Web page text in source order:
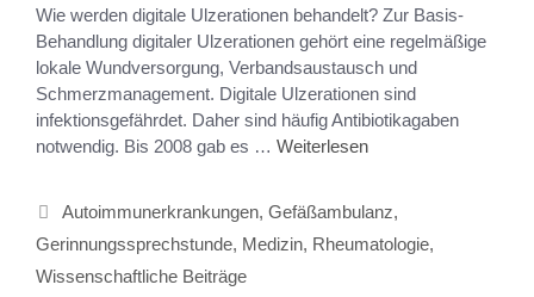
Wie werden digitale Ulzerationen behandelt? Zur Basis-
Behandlung digitaler Ulzerationen gehört eine regelmäßige
lokale Wundversorgung, Verbandsaustausch und
Schmerzmanagement. Digitale Ulzerationen sind
infektionsgefährdet. Daher sind häufig Antibiotikagaben
notwendig. Bis 2008 gab es … Weiterlesen
Autoimmunerkrankungen, Gefäßambulanz,
Gerinnungssprechstunde, Medizin, Rheumatologie,
Wissenschaftliche Beiträge